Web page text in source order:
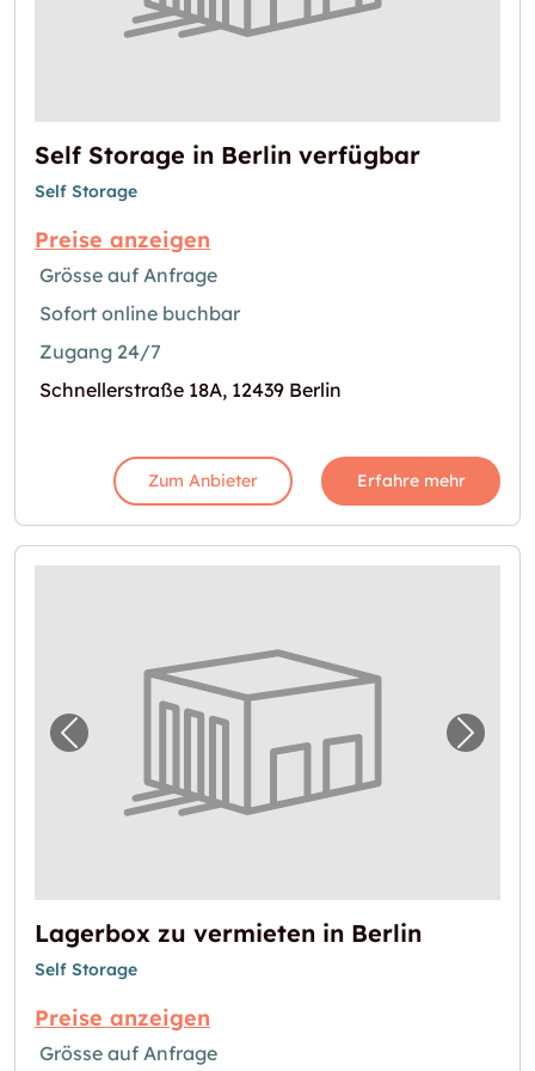
Self Storage in Berlin verfügbar
Self Storage
Preise anzeigen
Grösse auf Anfrage
Sofort online buchbar
Zugang 24/7
Schnellerstraße 18A, 12439 Berlin
Zum Anbieter Erfahre mehr
Vorheriges Bild für "Lagerbox zu vermieten
Lagerbox zu vermieten in Berlin
Self Storage
Preise anzeigen
Grösse auf Anfrage